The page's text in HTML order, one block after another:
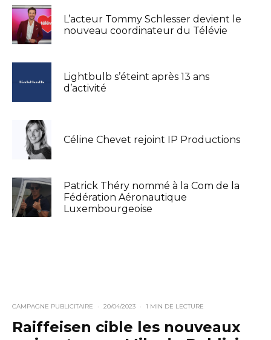
L’acteur Tommy Schlesser devient le
nouveau coordinateur du Télévie
Lightbulb s’éteint après 13 ans
d’activité
Céline Chevet rejoint IP Productions
Patrick Théry nommé à la Com de la
Fédération Aéronautique
Luxembourgeoise
CAMPAGNE PUBLICITAIRE · 20/04/2023 · 1 MIN DE LECTURE
Raiffeisen cible les nouveaux